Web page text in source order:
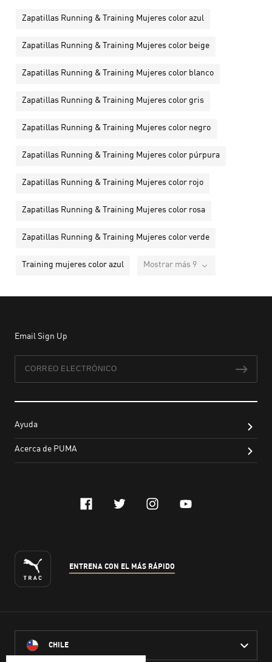
Zapatillas Running & Training Mujeres color azul
Zapatillas Running & Training Mujeres color beige
Zapatillas Running & Training Mujeres color blanco
Zapatillas Running & Training Mujeres color gris
Zapatillas Running & Training Mujeres color negro
Zapatillas Running & Training Mujeres color púrpura
Zapatillas Running & Training Mujeres color rojo
Zapatillas Running & Training Mujeres color rosa
Zapatillas Running & Training Mujeres color verde
Training mujeres color azul Mostrar más 9